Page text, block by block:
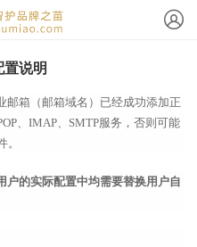
说明
邮箱（邮箱域名）已经成功添加正
、IMAP、SMTP服务，否则可能
户的实际配置中均需要替换用户自